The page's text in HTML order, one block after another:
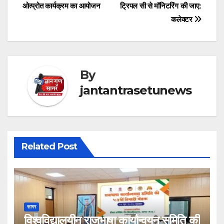
navigation
ट्रिपल सी से मॉनिटरिंग की जाए:
कलेक्टर
ओत्प्रोत कार्यक्रम का आयोजन
By
jantantrasetunews
Related Post
सागर
विश्वविद्यालयीन राजभाषा कार्यान्वयन समिति की